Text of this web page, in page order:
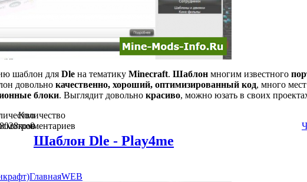
шаблон для Dle на тематику Minecraft. Шаблон многим известного
довольно качественно, хороший, оптимизированный код, много
блоки. Выглядит довольно красиво, можно юзать в своих
8028
Количество
комментариев
0
Шаблон Dle - Play4me
ГлавнаяWEB